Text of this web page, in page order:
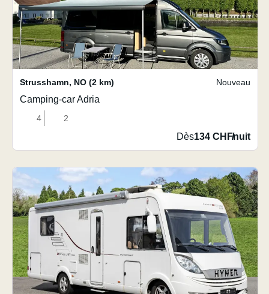
Strusshamn, NO (2 km) Nouveau
Camping-car Adria
4 2
Dès134 CHF/nuit